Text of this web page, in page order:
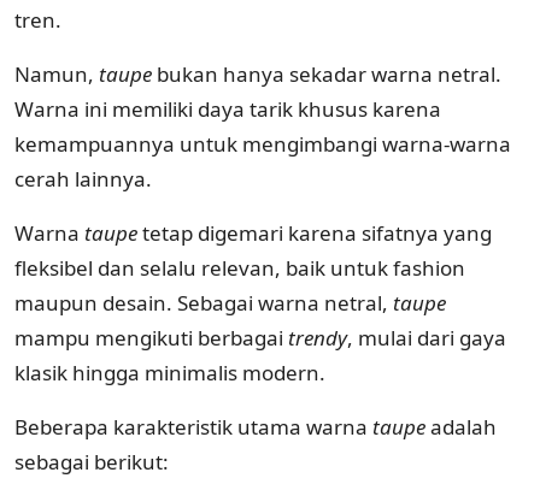
tren.
Namun, taupe bukan hanya sekadar warna netral.
Warna ini memiliki daya tarik khusus karena
kemampuannya untuk mengimbangi warna-warna
cerah lainnya.
Warna taupetetap digemari karena sifatnya yang
fleksibel dan selalu relevan, baik untuk fashion
maupun desain. Sebagai warna netral, taupe
mampu mengikuti berbagai trendy, mulai dari gaya
klasik hingga minimalis modern.
Beberapa karakteristik utama warna taupeadalah
sebagai berikut: